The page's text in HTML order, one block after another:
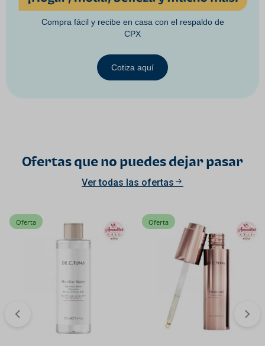
Compra fácil y recibe en casa con el respaldo de
CPX
Cotiza aquí
Ofertas que no puedes dejar pasar
Ver todas las ofertas
Oferta Oferta